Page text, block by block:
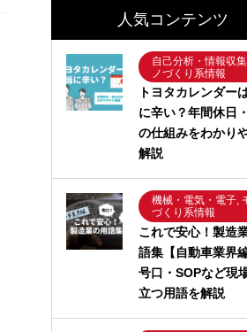
人気コンテンツ
自己分析・情報収
ノづくり系情報
トヨタカレンダー
に辛い？年間休日
の仕組みをわかり
解説
機械・電気・電子,
づくり系情報
これで安心！製造
語集【自動車業界
号口・SOPなど現
立つ用語を解説